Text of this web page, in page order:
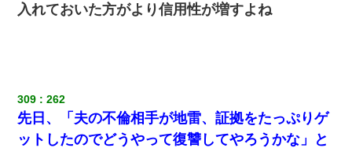
入れておいた方がより信用性が増すよね
309 262
先日、「夫の不倫相手が地雷、証拠をたっぷりゲ
ットしたのでどうやって復讐してやろうかな」と